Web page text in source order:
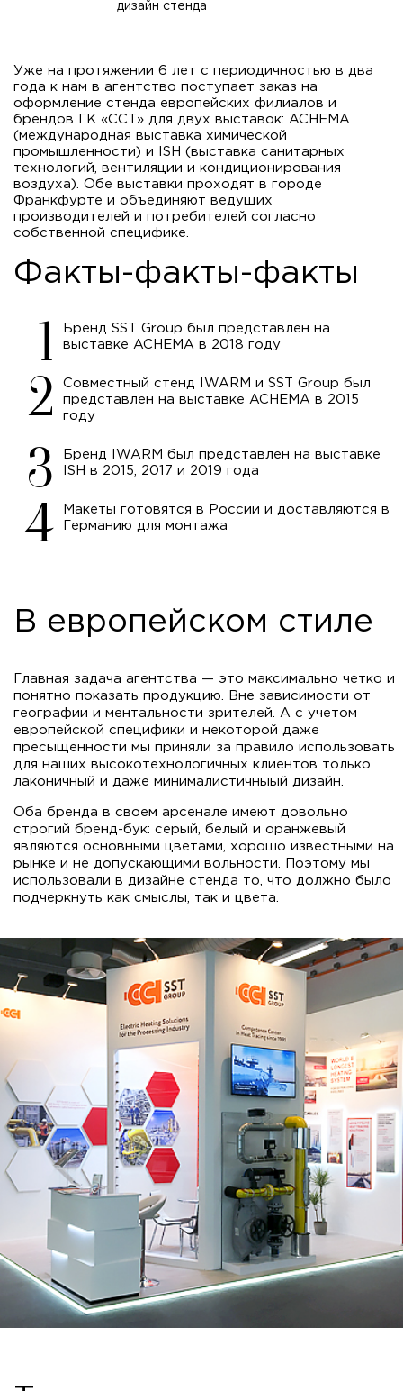
дизайн стенда
Уже на протяжении 6 лет с периодичностью в два
года к нам в агентство поступает заказ на
оформление стенда европейских филиалов и
брендов ГК «ССТ» для двух выставок: ACHEMA
(международная выставка химической
промышленности) и ISH (выставка санитарных
технологий, вентиляции и кондиционирования
воздуха). Обе выставки проходят в городе
Франкфурте и объединяют ведущих
производителей и потребителей согласно
собственной специфике.
Факты-факты-факты
Бренд SST Group был представлен на
выставке ACHEMA в 2018 году
Совместный стенд IWARM и SST Group был
представлен на выставке ACHEMA в 2015
году
Бренд IWARM был представлен на выставке
ISH в 2015, 2017 и 2019 года
Макеты готовятся в России и доставляются в
Германию для монтажа
В европейском стиле
Главная задача агентства — это максимально четко и
понятно показать продукцию. Вне зависимости от
географии и ментальности зрителей. А с учетом
европейской специфики и некоторой даже
пресыщенности мы приняли за правило использовать
для наших высокотехнологичных клиентов только
лаконичный и даже минималистичныый дизайн.
Оба бренда в своем арсенале имеют довольно
строгий бренд-бук: серый, белый и оранжевый
являются основными цветами, хорошо известными на
рынке и не допускающими вольности. Поэтому мы
использовали в дизайне стенда то, что должно было
подчеркнуть как смыслы, так и цвета.